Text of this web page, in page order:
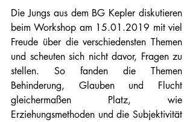
Die Jungs aus dem BG Kepler diskutieren
beim Workshop am 15.01.2019 mit viel
Freude über die verschiedensten Themen
und scheuten sich nicht davor, Fragen zu
stellen. So fanden die Themen
Behinderung, Glauben und Flucht
gleichermaßen Platz, wie
Erziehungsmethoden und die Subjektivität